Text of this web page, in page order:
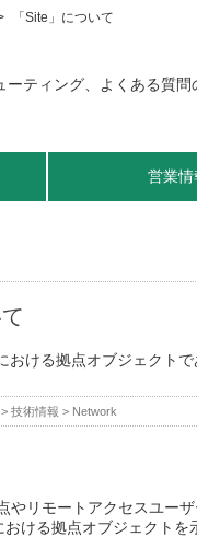
「Site」について
営業情
おける拠点オブジェクト
> 技術情報 > Network
やリモートアクセスユー
ける拠点オブジェクトを